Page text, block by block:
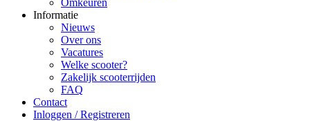
Informatie
Nieuws
Over ons
Vacatures
Welke scooter?
Zakelijk scooterrijden
FAQ
Contact
Inloggen / Registreren